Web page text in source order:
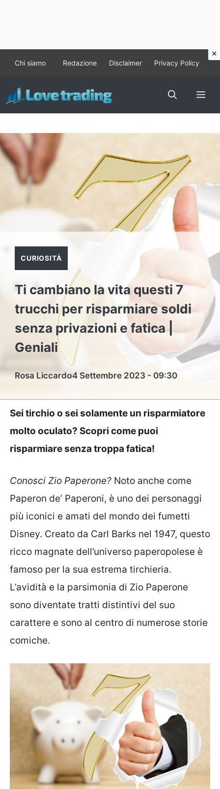
contenuto
Chi siamo Redazione Disclaimer Privacy Policy
CURIOSITÀ
Ti cambiano la vita questi 7
trucchi per risparmiare soldi
senza privazioni e fatica |
Geniali
Rosa Liccardo4 Settembre 2023 - 09:30
Sei tirchio o sei solamente un risparmiatore
molto oculato? Scopri come puoi
risparmiare senza troppa fatica!
Conosci Zio Paperone? Noto anche come
Paperon de’ Paperoni, è uno dei personaggi
più iconici e amati del mondo dei fumetti
Disney. Creato da Carl Barks nel 1947, questo
ricco magnate dell’universo paperopolese è
famoso per la sua estrema tirchieria.
L’avidità e la parsimonia di Zio Paperone
sono diventate tratti distintivi del suo
carattere e sono al centro di numerose storie
comiche.